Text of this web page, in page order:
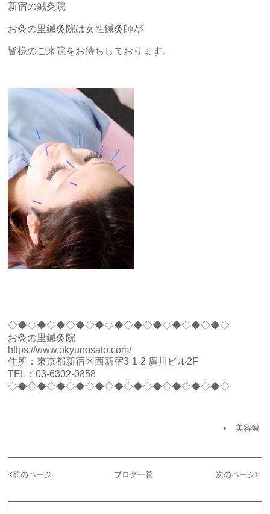
新宿の鍼灸院
お灸の里鍼灸院は女性鍼灸師が
皆様のご来院をお待ちしております。
◇◆◇◆◇◆◇◆◇◆◇◆◇◆◇◆◇◆◇◆◇◆◇
お灸の里鍼灸院
https://www.okyunosato.com/
住所：東京都新宿区西新宿3-1-2 廣川ビル2F
TEL：03-6302-0858
◇◆◇◆◇◆◇◆◇◆◇◆◇◆◇◆◇◆◇◆◇◆◇
美容鍼
<前のページ ブログ一覧 次のページ>